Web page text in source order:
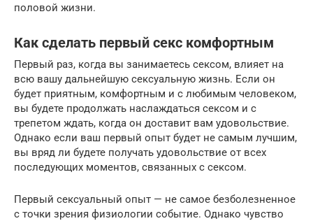
половой жизни.
Как сделать первый секс комфортным
Первый раз, когда вы занимаетесь сексом, влияет на
всю вашу дальнейшую сексуальную жизнь. Если он
будет приятным, комфортным и с любимым человеком,
вы будете продолжать наслаждаться сексом и с
трепетом ждать, когда он доставит вам удовольствие.
Однако если ваш первый опыт будет не самым лучшим,
вы вряд ли будете получать удовольствие от всех
последующих моментов, связанных с сексом.
Первый сексуальный опыт — не самое безболезненное
с точки зрения физиологии событие. Однако чувство